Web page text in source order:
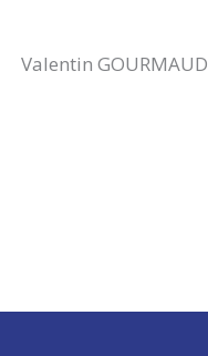
Valentin GOURMAUD